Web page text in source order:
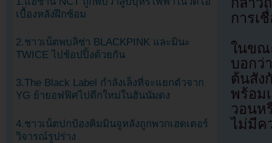
การเ
ในขณ
บอกว่
ต้นสัง
พร้อม
วอนห
ไม่มีค
เบื้องหลังฝึกซ้อม
2.ชาวเน็ตพบลิซ่า BLACKPINK และมินะ
TWICE ไปช้อปปิ้งด้วยกัน
3.The Black Label กำลังเล็งที่จะแยกตัวจาก
YG ย้ายอฟฟิศไปตึกใหม่ในฮันนัมดง
4.ชาวเน็ตปกป้องคิมมินจูหลังถูกพวกเฮดเตอร์
วิจารณ์รูปร่าง